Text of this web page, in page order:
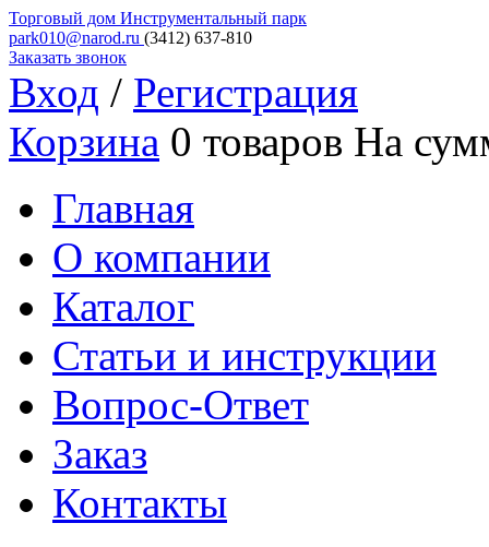
Торговый дом Инструментальный парк
park010@narod.ru (3412) 637-810
Заказать звонок
Вход / Регистрация
Корзина 0 товаров На
Главная
О компании
Каталог
Статьи и инструкции
Вопрос-Ответ
Заказ
Контакты